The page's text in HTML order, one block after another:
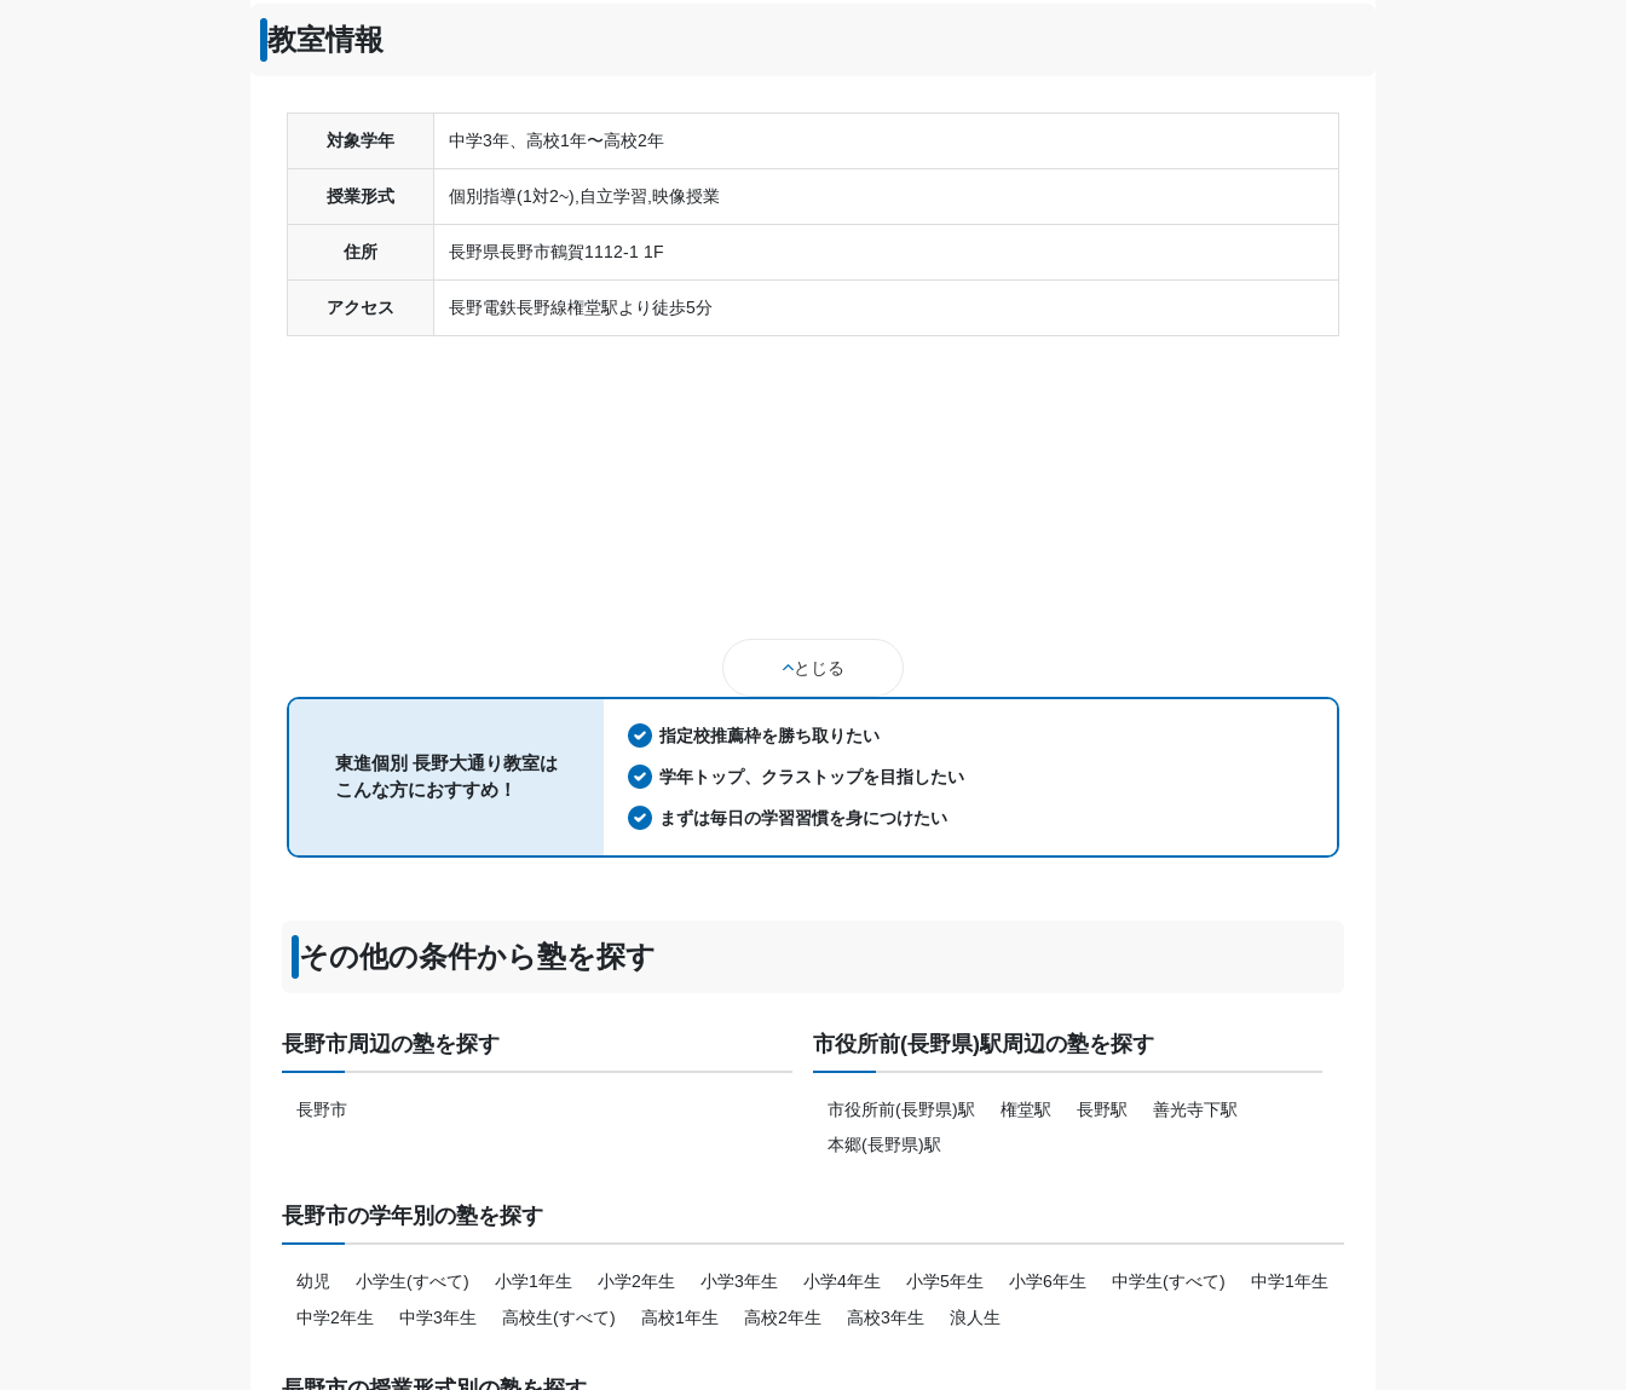
教室情報
対象学年 中学3年、高校1年〜高校2年
授業形式 個別指導(1対2~),自立学習,映像授業
住所 長野県長野市鶴賀1112-1 1F
アクセス 長野電鉄長野線権堂駅より徒歩5分
とじる
東進個別 長野大通り教室は
こんな方におすすめ！
指定校推薦枠を勝ち取りたい
学年トップ、クラストップを目指したい
まずは毎日の学習習慣を身につけたい
その他の条件から塾を探す
長野市周辺の塾を探す
長野市
市役所前(長野県)駅周辺の塾を探す
市役所前(長野県)駅 権堂駅 長野駅
善光寺下駅
本郷(長野県)駅
長野市の学年別の塾を探す
幼児 小学生(すべて) 小学1年生 小学2年生 小学3年生 小学4年生 小学5年生 小学6年生 中学生(すべて)
中学1年生
中学2年生
中学3年生 高校生(すべて) 高校1年生 高校2年生 高校3年生 浪人生